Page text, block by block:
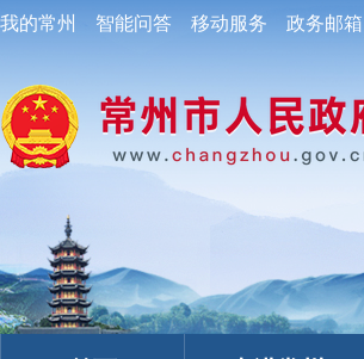
我的常州 智能问答 移动服务 政务邮箱